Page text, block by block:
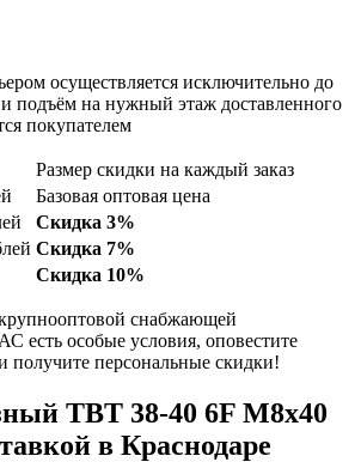
осуществляется исключительно до
и подъём на нужный этаж доставленного
покупателем
Размер скидки на каждый заказ
Базовая оптовая цена
Скидка 3%
Скидка 7%
Скидка 10%
снабжающей
есть особые условия, оповестите
получите персональные скидки!
TBT 38-40 6F M8x40
в Краснодаре